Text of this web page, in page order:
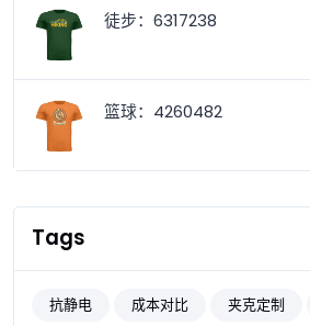
徒步：6317238
篮球：4260482
Tags
抗静电 成本对比 夹克定制